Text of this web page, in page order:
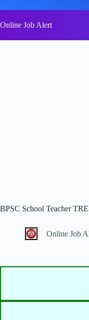
to
content
Online Job Alert
BPSC School Teacher
Online Job